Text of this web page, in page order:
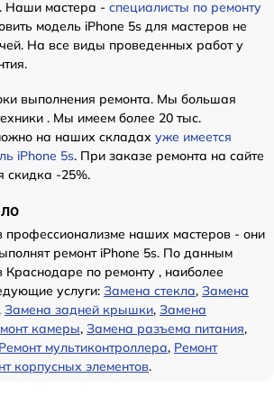
Наши мастера - специалисты по ремонту
модель iPhone 5s для мастеров не
На все виды проведенных работ у
выполнения ремонта. Мы большая
. Мы имеем более 20 тыс.
на наших складах уже имеется
iPhone 5s. При заказе ремонта на сайте
скидка -25%.
профессионализме наших мастеров - они
ремонт iPhone 5s. По данным
по ремонту , наиболее
услуги: Замена стекла, Замена
Замена задней крышки, Замена
камеры, Замена разъема питания,
Ремонт мультиконтроллера, Ремонт
корпусных элементов.